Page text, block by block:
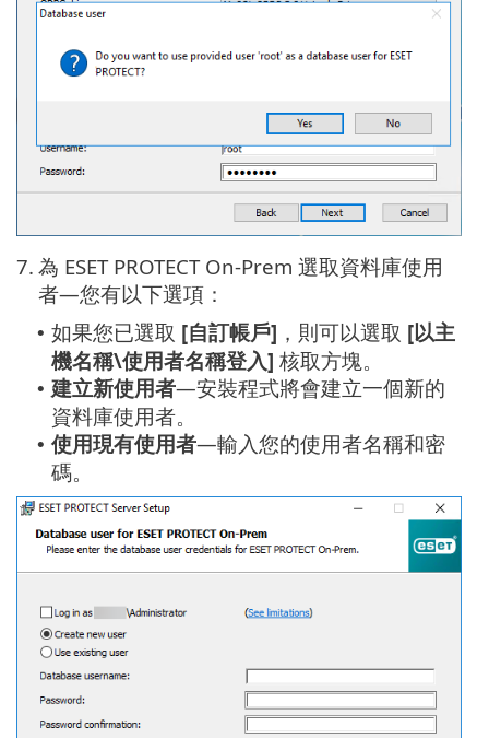
7. 為 ESET PROTECT On-Prem 選取資料庫使用
者—您有以下選項：
• 如果您已選取 [自訂帳戶] ，則可以選取 [以主
機名稱\使用者名稱登入] 核取方塊。
• 建立新使用者—安裝程式將會建立一個新的
資料庫使用者。
• 使用現有使用者—輸入您的使用者名稱和密
碼。